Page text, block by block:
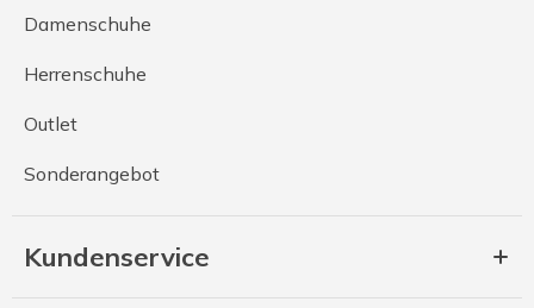
Damenschuhe
Herrenschuhe
Outlet
Sonderangebot
Kundenservice